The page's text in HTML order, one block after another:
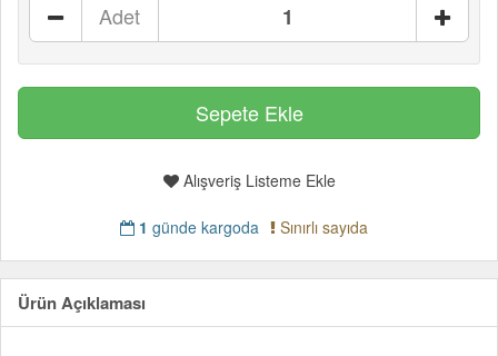
Adet
Alışveriş Listeme Ekle
1 günde kargoda Sınırlı sayıda
Ürün Açıklaması